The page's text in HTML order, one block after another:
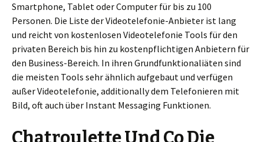
Smartphone, Tablet oder Computer für bis zu 100
Personen. Die Liste der Videotelefonie-Anbieter ist lang
und reicht von kostenlosen Videotelefonie Tools für den
privaten Bereich bis hin zu kostenpflichtigen Anbietern für
den Business-Bereich. In ihren Grundfunktionaliäten sind
die meisten Tools sehr ähnlich aufgebaut und verfügen
außer Videotelefonie, additionally dem Telefonieren mit
Bild, oft auch über Instant Messaging Funktionen.